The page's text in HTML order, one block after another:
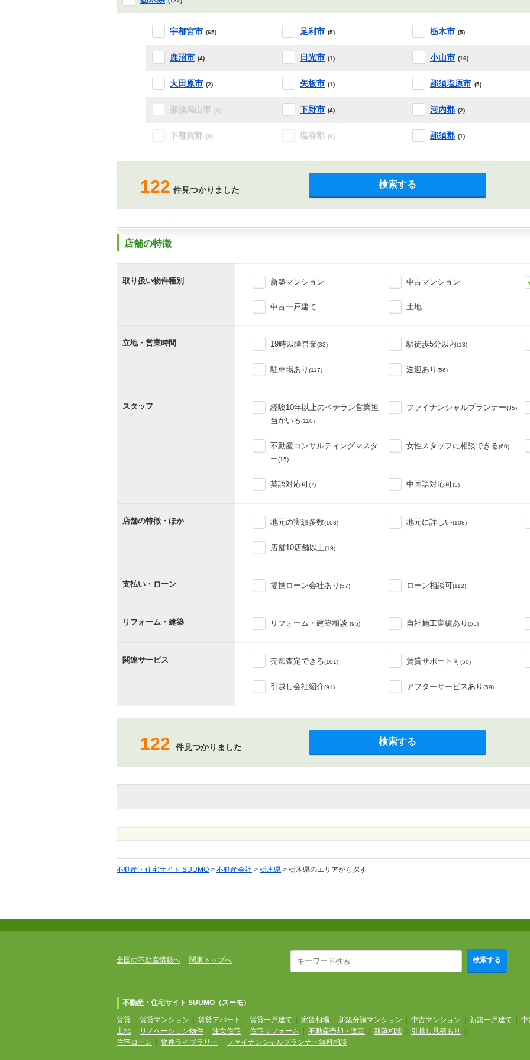
宇都宮市 (65) 足利市 (5) 栃木市 (5)
鹿沼市 (4) 日光市 (1) 小山市 (16)
大田原市 (2) 矢板市 (1) 那須塩原市 (5)
那須烏山市 (0) 下野市 (4) 河内郡 (2)
下都賀郡 (0) 塩谷郡 (0) 那須郡 (1)
122 件見つかりました
検索する
店舗の特徴
取り扱い物件種別 新築マンション 中古マンション
中古一戸建て 土地
立地・営業時間 19時以降営業(33) 駅徒歩5分以内(13)
駐車場あり (117) 送迎あり (56)
スタッフ
経験10年以上のベテラン営業担
当がいる(110)
ファイナンシャルプランナー(35)
不動産コンサルティングマスタ
ー(15)
女性スタッフに相談できる(60)
英語対応可(7) 中国語対応可(5)
店舗の特徴・ほか 地元の実績多数(103) 地元に詳しい(108)
店舗10店舗以上(19)
支払い・ローン 提携ローン会社あり (57) ローン相談可(112)
リフォーム・建築 リフォーム・建築相談 (95) 自社施工実績あり (55)
関連サービス 売却査定できる(101) 賃貸サポート可(50)
引越し会社紹介(91) アフターサービスあり (59)
122 件見つかりました
検索する
不動産・住宅サイト SUUMO > 不動産会社 > 栃木県 > 栃木県のエリアから探す
全国の不動産情報へ 関東トップへ 検索する
不動産・住宅サイト SUUMO（スーモ）
賃貸 賃貸マンション 賃貸アパート 賃貸一戸建て 家賃相場 新築分譲マンション 中古マンション 新築一戸建て
中
土地
リノベーション物件 注文住宅 住宅リフォーム 不動産売却・査定 新築相談 引越し見積もり
住宅ローン
物件ライブラリー ファイナンシャルプランナー無料相談